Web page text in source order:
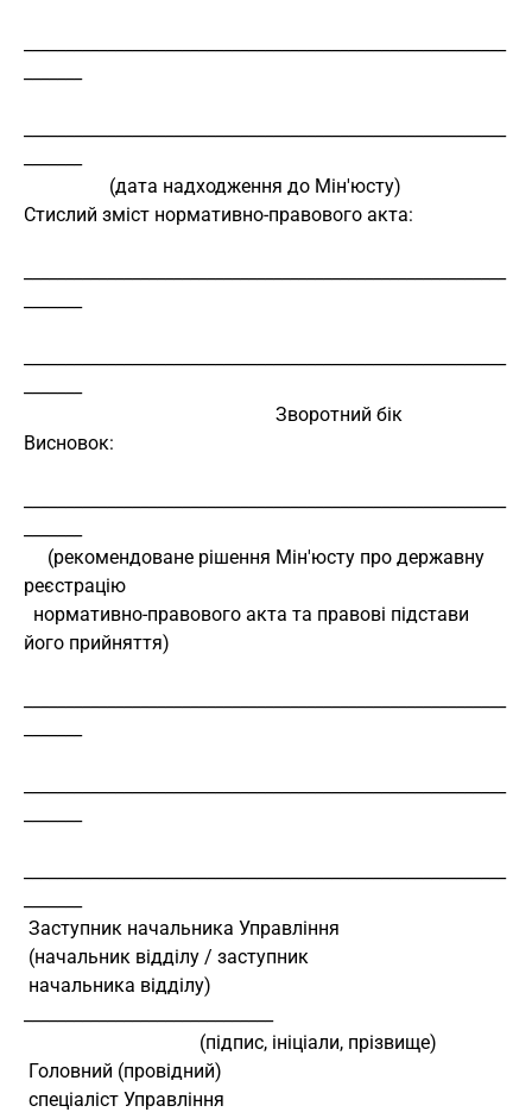
                  (дата надходження до Мін'юсту)
Стислий зміст нормативно-правового акта:
                                                     Зворотний бік
Висновок:
реєстрацію
його прийняття)
Заступник начальника Управління
(начальник відділу / заступник
                                     (підпис, ініціали, прізвище)
Головний (провідний)